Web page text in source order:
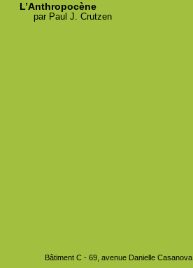
L’Anthropocène
par Paul J. Crutzen
Bâtiment C - 69, avenue Danielle